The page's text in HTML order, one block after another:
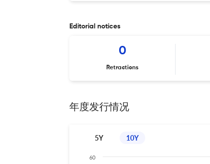
Editorial notices
0
Retractions
年度发行情况
5Y 10Y
60